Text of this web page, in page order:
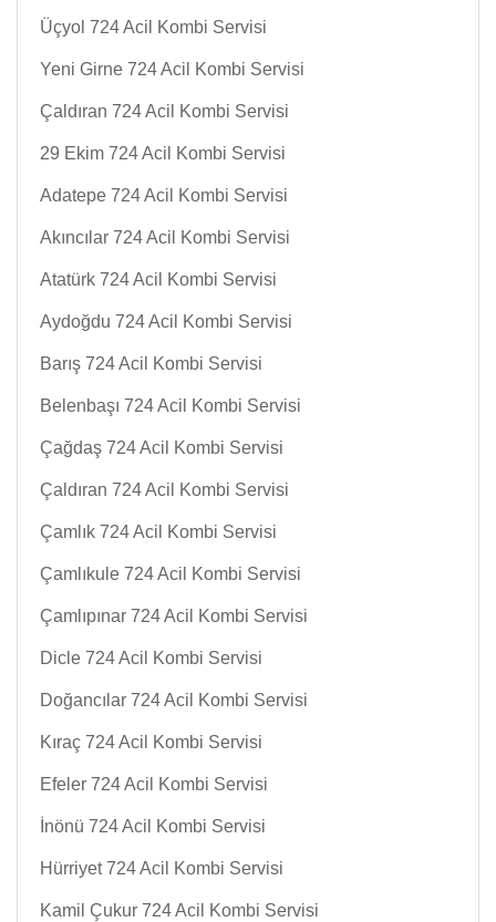
Üçyol 724 Acil Kombi Servisi
Yeni Girne 724 Acil Kombi Servisi
Çaldıran 724 Acil Kombi Servisi
29 Ekim 724 Acil Kombi Servisi
Adatepe 724 Acil Kombi Servisi
Akıncılar 724 Acil Kombi Servisi
Atatürk 724 Acil Kombi Servisi
Aydoğdu 724 Acil Kombi Servisi
Barış 724 Acil Kombi Servisi
Belenbaşı 724 Acil Kombi Servisi
Çağdaş 724 Acil Kombi Servisi
Çaldıran 724 Acil Kombi Servisi
Çamlık 724 Acil Kombi Servisi
Çamlıkule 724 Acil Kombi Servisi
Çamlıpınar 724 Acil Kombi Servisi
Dicle 724 Acil Kombi Servisi
Doğancılar 724 Acil Kombi Servisi
Kıraç 724 Acil Kombi Servisi
Efeler 724 Acil Kombi Servisi
İnönü 724 Acil Kombi Servisi
Hürriyet 724 Acil Kombi Servisi
Kamil Çukur 724 Acil Kombi Servisi